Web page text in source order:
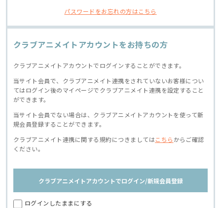
パスワードをお忘れの方はこちら
クラブアニメイトアカウントをお持ちの方
クラブアニメイトアカウントでログインすることができます。
当サイト会員で、クラブアニメイト連携をされていないお客様につい
てはログイン後のマイページでクラブアニメイト連携を設定すること
ができます。
当サイト会員でない場合は、クラブアニメイトアカウントを使って新
規会員登録することができます。
クラブアニメイト連携に関する規約につきましてはこちら からご確認
ください。
クラブアニメイトアカウントでログイン/新規会員登録
ログインしたままにする